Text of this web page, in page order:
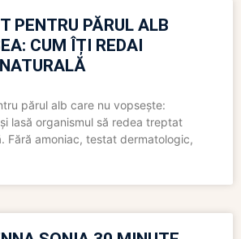
PENTRU PĂRUL ALB
CUM ÎȚI REDAI
părul alb care nu vopsește:
lasă organismul să redea treptat
Fără amoniac, testat dermatologic,